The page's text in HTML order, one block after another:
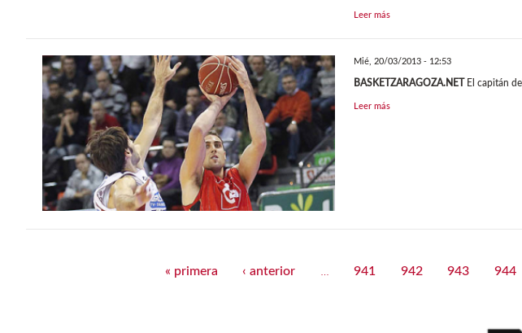
Leer más
Mié, 20/03/2013 - 12:53
BASKETZARAGOZA.NETEl capitán
Leer más
« primera ‹ anterior 941 942 943 944